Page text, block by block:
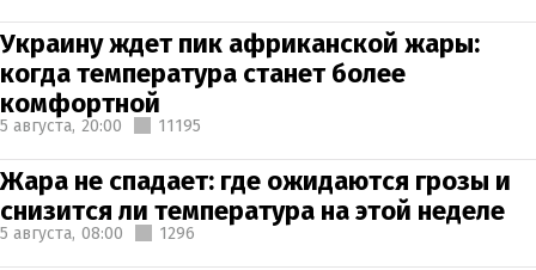
Украину ждет пик африканской жары:
когда температура станет более
комфортной
5 августа, 20:00 11195
Жара не спадает: где ожидаются грозы и
снизится ли температура на этой неделе
5 августа, 08:00 1296